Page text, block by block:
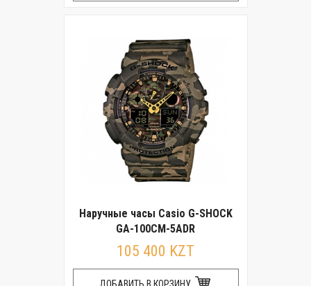
Наручные часы Casio G-SHOCK
GA-100CM-5ADR
105 400 KZT